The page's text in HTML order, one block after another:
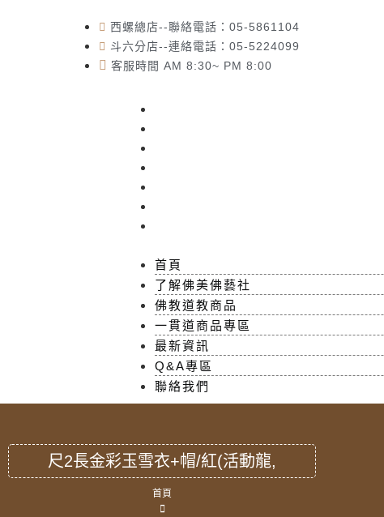
西螺總店--聯絡電話：05-5861104
斗六分店--連絡電話：05-5224099
客服時間 AM 8:30~ PM 8:00
首頁
了解佛美佛藝社
佛教道教商品
一貫道商品專區
最新資訊
Q&A專區
聯絡我們
尺2長金彩玉雪衣+帽/紅(活動龍,
首頁